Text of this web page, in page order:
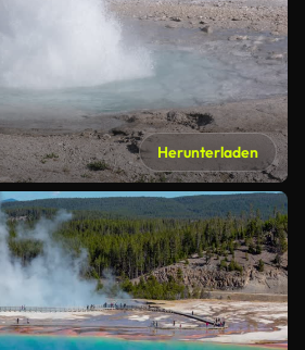
Herunterladen